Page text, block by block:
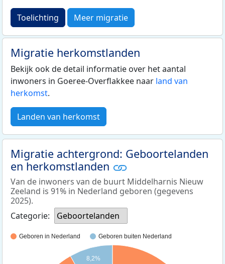
Toelichting Meer migratie
Migratie herkomstlanden
Bekijk ook de detail informatie over het aantal
inwoners in Goeree-Overflakkee naar land van
herkomst.
Landen van herkomst
Migratie achtergrond: Geboortelanden
en herkomstlanden
Van de inwoners van de buurt Middelharnis Nieuw
Zeeland is 91% in Nederland geboren (gegevens
2025).
Categorie:
Geboortelanden
Geboren in Nederland Geboren buiten Nederland
8,2%